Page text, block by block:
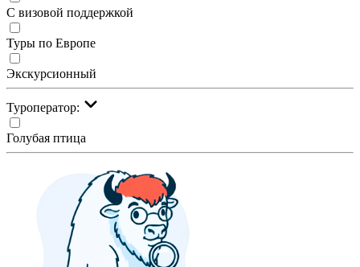
С визовой поддержкой
Туры по Европе
Экскурсионный
Туроператор:
Голубая птица